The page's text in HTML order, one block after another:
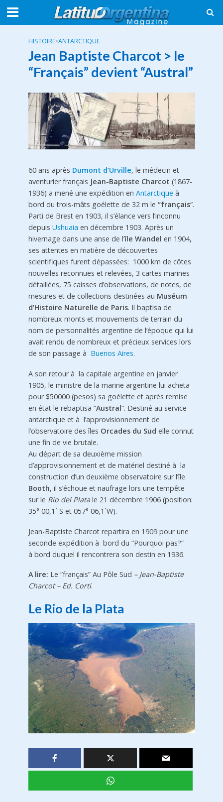
HISTOIRE•ANTARCTIQUE
Jean Baptiste Charcot > le
“Français” devient “Austral”
60 ans après Dumont d’Urville, le médecin et
aventurier français Jean-Baptiste Charcot (1867-
1936) a mené une expédition en Antarctique à
bord du trois-mâts goélette de 32 m le “français“.
Parti de Brest en 1903, il s’élance vers l’inconnu
depuis Ushuaia en décembre 1903. Après un
hivernage dans une anse de l’île Wandel en 1904,
ses attentes en matière de découvertes
scientifiques furent dépassées: 1000 km de côtes
nouvelles reconnues et relevées, 3 cartes marines
détaillées, 75 caisses d’observations, de notes, de
mesures et de collections destinées au Muséum
d’Histoire Naturelle de Paris. Il baptisa de
nombreux monts et mouvements de terrain du
nom de personnalités argentine de l’époque qui lui
avait rendu de nombreux et précieux services lors
de son passage à Buenos Aires.
A son retour à la capitale argentine en janvier
1905, le ministre de la marine argentine lui acheta
pour $50000 (pesos) sa goélette et après remise
en état le rebaptisa “Austral“. Destiné au service
antarctique et à l’approvisionnement de
l’observatoire des îles Orcades du Sud elle connut
une fin de vie brutale.
Au départ de sa deuxième mission
d’approvisionnement et de matériel destiné à la
construction d’un deuxième observatoire sur l’île
Booth, il s’échoue et naufrage lors une tempête
sur le Rio del Platale 21 décembre 1906 (position:
35° 00,1´ S et 057° 06,1´W).
Jean-Baptiste Charcot repartira en 1909 pour une
seconde expédition à bord du “Pourquoi pas?”
à bord duquel il rencontrera son destin en 1936.
A lire: Le “français” Au Pôle Sud – Jean-Baptiste
Charcot – Ed. Corti.
Le Rio de la Plata